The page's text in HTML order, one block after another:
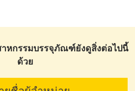
าหกรรมบรรจุภัณฑ์ยังดูสิ่งต่อไปนี้
ด้วย